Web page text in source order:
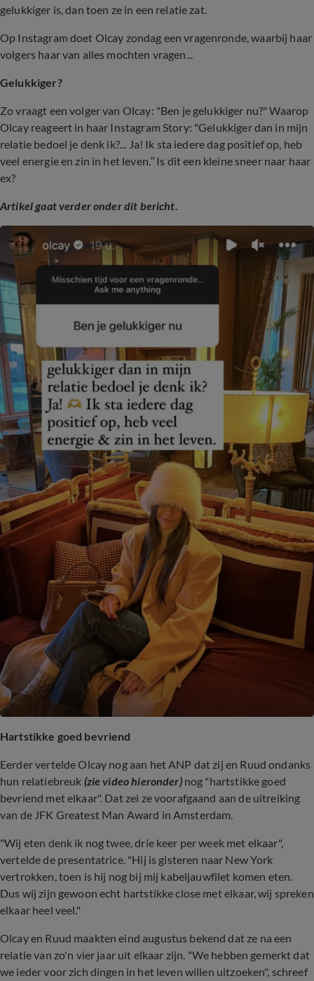
gelukkiger is, dan toen ze in een relatie zat.
Op Instagram doet Olcay zondag een vragenronde, waarbij haar
volgers haar van alles mochten vragen...
Gelukkiger?
Zo vraagt een volger van Olcay: "Ben je gelukkiger nu?" Waarop
Olcay reageert in haar Instagram Story: "Gelukkiger dan in mijn
relatie bedoel je denk ik?... Ja! Ik sta iedere dag positief op, heb
veel energie en zin in het leven.” Is dit een kleine sneer naar haar
ex?
Artikel gaat verder onder dit bericht.
Hartstikke goed bevriend
Eerder vertelde Olcay nog aan het ANP dat zij en Ruud ondanks
hun relatiebreuk (zie video hieronder)nog "hartstikke goed
bevriend met elkaar". Dat zei ze voorafgaand aan de uitreiking
van de JFK Greatest Man Award in Amsterdam.
"Wij eten denk ik nog twee, drie keer per week met elkaar",
vertelde de presentatrice. "Hij is gisteren naar New York
vertrokken, toen is hij nog bij mij kabeljauwfilet komen eten.
Dus wij zijn gewoon echt hartstikke close met elkaar, wij spreken
elkaar heel veel."
Olcay en Ruud maakten eind augustus bekend dat ze na een
relatie van zo'n vier jaar uit elkaar zijn. "We hebben gemerkt dat
we ieder voor zich dingen in het leven willen uitzoeken", schreef